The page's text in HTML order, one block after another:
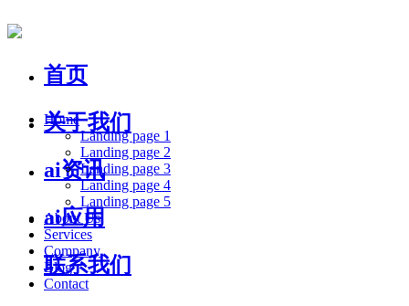
首页
关于我们
ai资讯
ai应用
联系我们
Home
Landing page 1
Landing page 2
Landing page 3
Landing page 4
Landing page 5
About Us
Services
Company
Blog
Contact